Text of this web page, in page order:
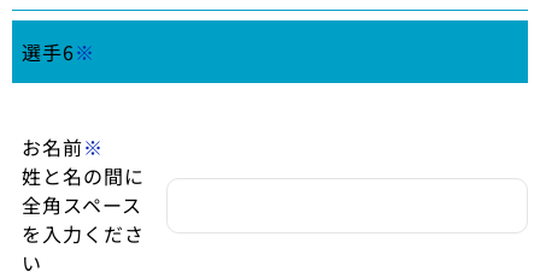
選手6※
お名前※
姓と名の間に
全角スペース
を入力くださ
い